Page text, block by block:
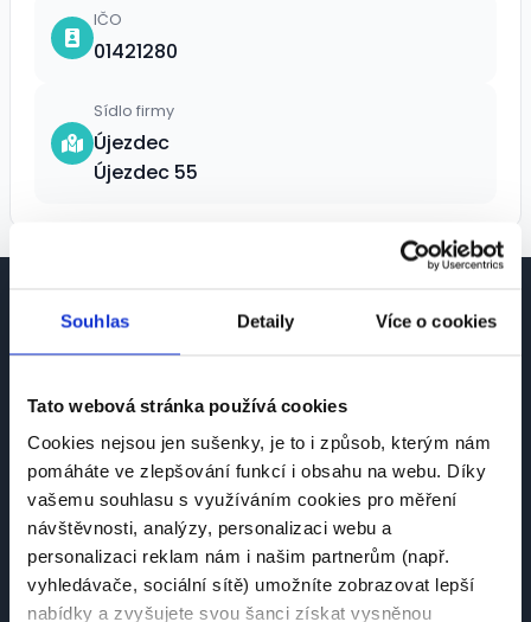
Souhlas Detaily Více o cookies
Tato webová stránka používá cookies
Cookies nejsou jen sušenky, je to i způsob, kterým nám
pomáháte ve zlepšování funkcí i obsahu na webu. Díky
vašemu souhlasu s využíváním cookies pro měření
návštěvnosti, analýzy, personalizaci webu a
personalizaci reklam nám i našim partnerům (např.
vyhledávače, sociální sítě) umožníte zobrazovat lepší
nabídky a zvyšujete svou šanci získat vysněnou
IČO
01421280
Sídlo firmy
Újezdec
Újezdec 55
Česká platforma pro hledání práce a talentů.
Spojujeme kandidáty se zaměstnavateli.